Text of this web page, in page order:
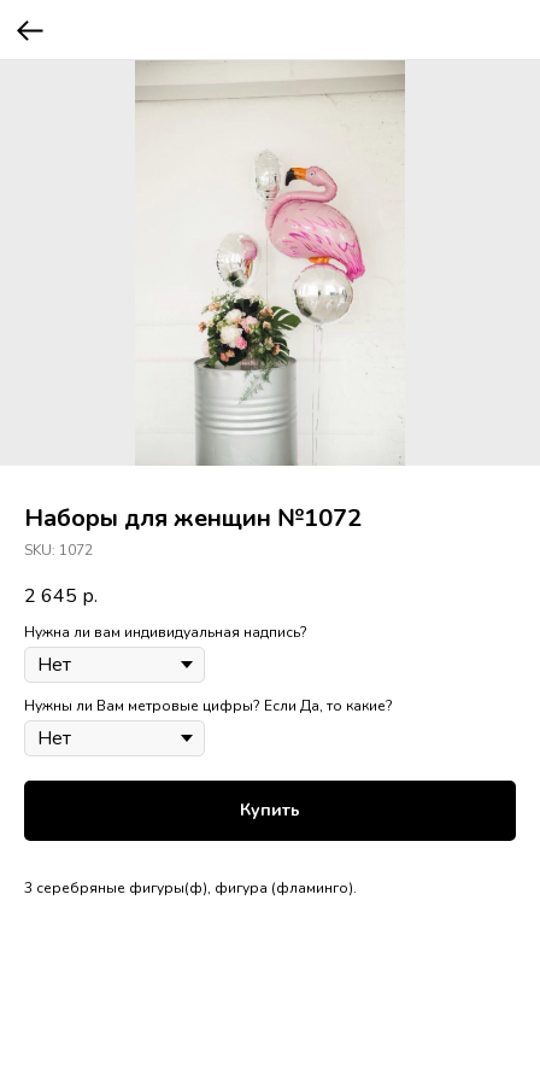
Наборы для женщин №1072
SKU: 1072
2 645 р.
Нужна ли вам индивидуальная надпись?
Нужны ли Вам метровые цифры? Если Да, то какие?
Купить
3 серебряные фигуры(ф), фигура (фламинго).